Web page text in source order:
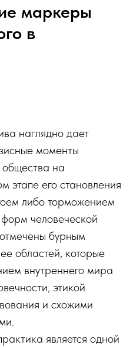
маркеры
в
наглядно дает
моменты
общества на
этапе его становления
либо торможением
человеческой
бурным
областей, которые
внутреннего мира
этикой
и схожими
является одной